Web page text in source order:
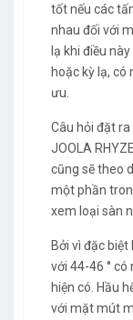
tốt nếu các
nhau đối với
lạ khi điều
hoặc kỳ lạ, có
ưu.
Câu hỏi đặt
JOOLA
cũng sẽ theo
một phần
xem loại sàn
Bởi vì đặc
với 44-46 ° có
hiện có. Hầu
với mặt mút